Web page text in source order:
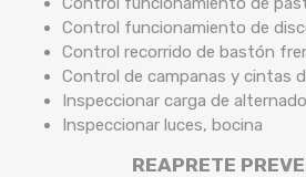
Control funcionamiento de
Control recorrido de bastón
Control de campanas y cintas
Inspeccionar carga de
Inspeccionar luces, bocina
REAPRETE